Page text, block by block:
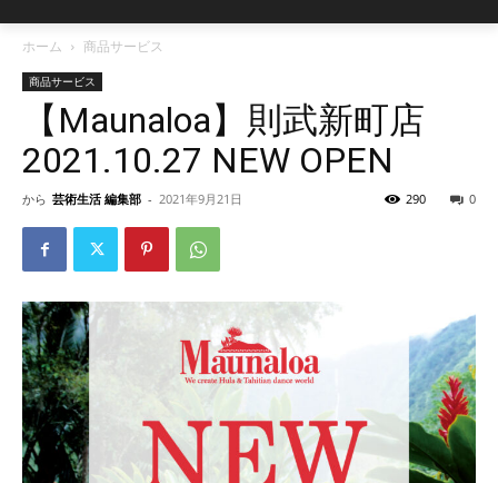
ホーム 商品サービス
商品サービス
【Maunaloa】則武新町店
2021.10.27 NEW OPEN
から 芸術生活 編集部 - 2021年9月21日 0
290